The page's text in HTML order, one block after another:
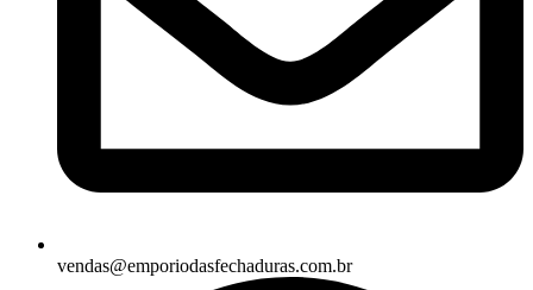
vendas@emporiodasfechaduras.com.br